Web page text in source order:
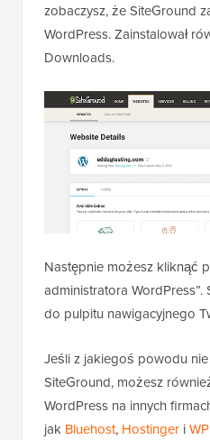
zobaczysz, że SiteGround
WordPress. Zainstalował
Downloads.
Następnie możesz kliknąć
administratora
do pulpitu nawigacyjnego
Jeśli z jakiegoś powodu
SiteGround, możesz
WordPress na innych
jak Bluehost, Hostinger i